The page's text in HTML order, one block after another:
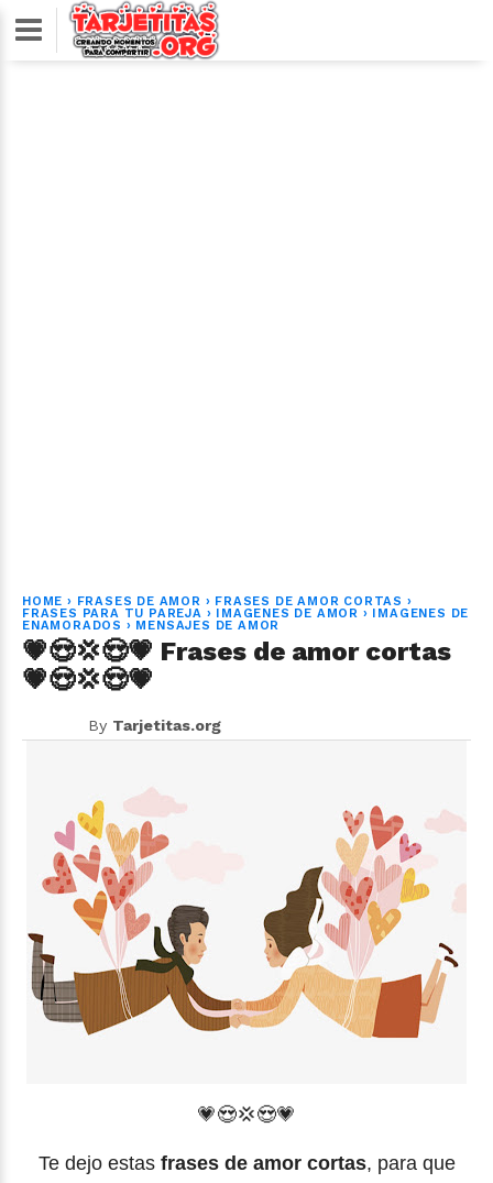
HOME › FRASES DE AMOR › FRASES DE AMOR CORTAS ›
FRASES PARA TU PAREJA › IMAGENES DE AMOR ›
IMAGENES DE
ENAMORADOS › MENSAJES DE AMOR
💗😍💢😍💗 Frases de amor cortas
💗😍💢😍💗
By Tarjetitas.org
💗😍💢😍💗
Te dejo estasfrases de amor cortas, para que